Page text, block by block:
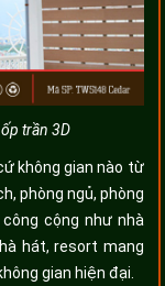
trần 3D
không gian nào từ
phòng ngủ, phòng
cộng như nhà
hát, resort mang
gian hiện đại.